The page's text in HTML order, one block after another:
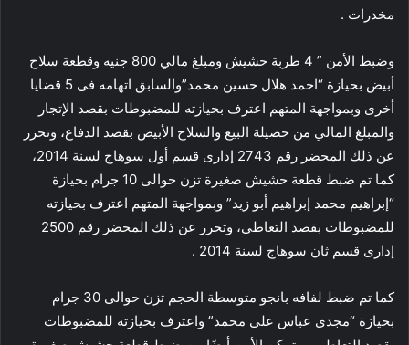
مخدرات .
وضبط الأمن ” 4 طربة حشيش ومبلغ مالي 800 جنيه وقطعة سلاح
أبيض بحيازة “احمد هلال حسين محمد”والسابق اتهامه فى 5 قضايا
أخرى وبمواجهة المتهم اعترف بحيازته للمضبوطات بقصد الإتجار
والمبلغ المالي من حصيلة البيع والسلاح الأبيض بقصد الدفاع، وتحرر
عن ذلك المحضر رقم 2743 إدارى قسم أول سوهاج لسنة 2014،
كما تم ضبط قطعة حشيش صغيرة تزن حوالى 10 جرام بحيازة
“إبراهيم محمد إبراهيم أبو زيد” وبمواجهة المتهم اعترف بحيازته
للمضبوطات بقصد التعاطى، وتحرر عن ذلك المحضر رقم 2500
إدارى قسم ثان سوهاج لسنة 2014 .
كما تم ضبط لفافه بانجو متوسطة الحجم تزن حوالى 30 جرام
بحيازة “مجدى عباس على محمد” واعترف بحيازته للمضبوطات